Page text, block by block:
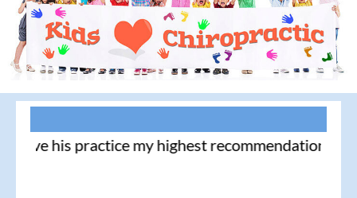
his practice my highest recommendation!